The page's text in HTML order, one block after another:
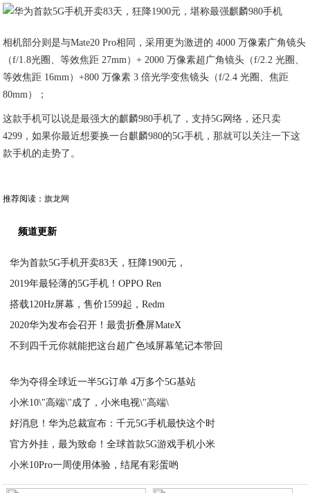
相机部分则是与Mate20 Pro相同，采用更为激进的 4000 万像素广角镜头
（f/1.8光圈、等效焦距 27mm）+ 2000 万像素超广角镜头（f/2.2 光圈、
等效焦距 16mm）+800 万像素 3 倍光学变焦镜头（f/2.4 光圈、焦距
80mm）；
这款手机可以说是最强大的麒麟980手机了，支持5G网络，还只卖
4299，如果你最近想要换一台麒麟980的5G手机，那就可以关注一下这
款手机的走势了。
推荐阅读：旗龙网
频道更新
华为首款5G手机开卖83天，狂降1900元，
2019年最轻薄的5G手机！OPPO Ren
搭载120Hz屏幕，售价1599起，Redm
2020华为发布会召开！最贵折叠屏MateX
不到四千元你就能把这台超广色域屏幕笔记本带回
华为夺得全球近一半5G订单 4万多个5G基站
小米10\"高端\"成了，小米电视\"高端\
好消息！华为总裁宣布：千元5G手机最快这个时
官方外挂，最为致命！全球首款5G游戏手机小米
小米10Pro一周使用体验，结尾有彩蛋哟
2020-04-23